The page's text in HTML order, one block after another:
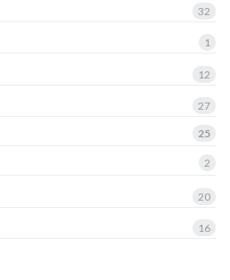
32
1
12
27
25
2
20
16